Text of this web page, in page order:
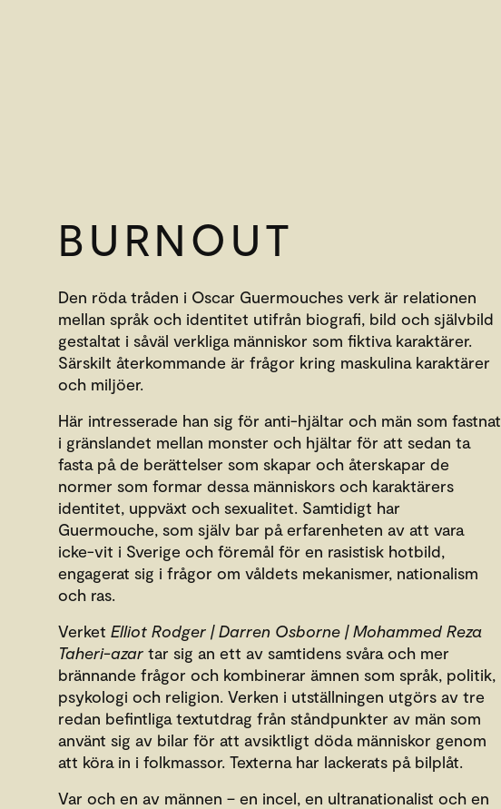
BURNOUT
Den röda tråden i Oscar Guermouches verk är relationen
mellan språk och identitet utifrån biografi, bild och självbild
gestaltat i såväl verkliga människor som fiktiva karaktärer.
Särskilt återkommande är frågor kring maskulina karaktärer
och miljöer.
Här intresserade han sig för anti-hjältar och män som fastnat
i gränslandet mellan monster och hjältar för att sedan ta
fasta på de berättelser som skapar och återskapar de
normer som formar dessa människors och karaktärers
identitet, uppväxt och sexualitet. Samtidigt har
Guermouche, som själv bar på erfarenheten av att vara
icke-vit i Sverige och föremål för en rasistisk hotbild,
engagerat sig i frågor om våldets mekanismer, nationalism
och ras.
Verket Elliot Rodger | Darren Osborne | Mohammed Reza
Taheri-azar tar sig an ett av samtidens svåra och mer
brännande frågor och kombinerar ämnen som språk, politik,
psykologi och religion. Verken i utställningen utgörs av tre
redan befintliga textutdrag från ståndpunkter av män som
använt sig av bilar för att avsiktligt döda människor genom
att köra in i folkmassor. Texterna har lackerats på bilplåt.
Var och en av männen – en incel, en ultranationalist och en